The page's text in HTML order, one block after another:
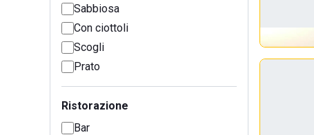
Sabbiosa
Con ciottoli
Scogli
Prato
Ristorazione
Bar